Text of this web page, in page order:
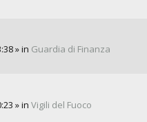
» in Guardia di Finanza
» in Vigili del Fuoco